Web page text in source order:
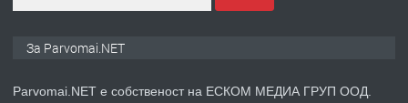
За Parvomai.NET
Parvomai.NET е собственост на ЕСКОМ МЕДИА ГРУП ООД.